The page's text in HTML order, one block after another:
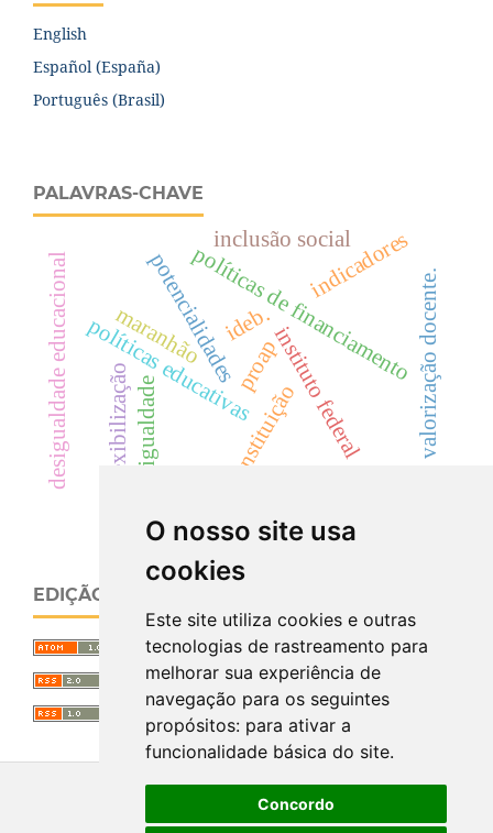
O nosso site usa
cookies
Este site utiliza cookies e outras
tecnologias de rastreamento para
melhorar sua experiência de
navegação para os seguintes
propósitos: para ativar a
funcionalidade básica do site.
Concordo
English
Español (España)
Português (Brasil)
PALAVRAS-CHAVE
políticas educativas
igualdade instituto federal
proap
políticas de financiamento
constituição
desigualdade educacional indicadores
potencialidades valorização docente.
flexibilização
inclusão social
ideb.
maranhão
EDIÇÃO ATUAL